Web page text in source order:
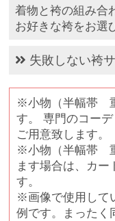
着物と袴の組み合
お好きな袴をお選
失敗しない袴
※小物（半幅帯
す。 専門のコー
ご用意致します。
※小物（半幅帯
ます場合は、カー
す。
※画像で使用して
例です。まったく